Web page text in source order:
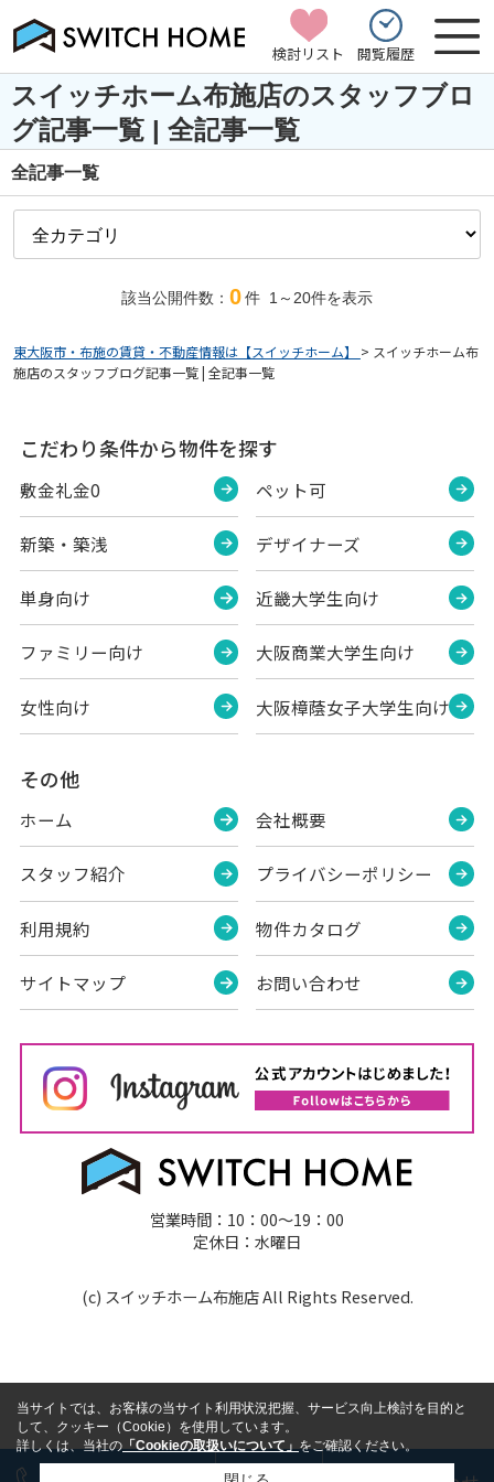
検討リスト 閲覧履歴
スイッチホーム布施店のスタッフブロ
グ記事一覧 | 全記事一覧
全記事一覧
該当公開件数： 0件 1～20件を表示
東大阪市・布施の賃貸・不動産情報は【スイッチホーム】 > スイッチホーム布
施店のスタッフブログ記事一覧 | 全記事一覧
こだわり条件から物件を探す
敷金礼金0
新築・築浅
単身向け
ファミリー向け
女性向け
ペット可
デザイナーズ
近畿大学生向け
大阪商業大学生向け
大阪樟蔭女子大学生向け
その他
ホーム
スタッフ紹介
利用規約
サイトマップ
会社概要
プライバシーポリシー
物件カタログ
お問い合わせ
営業時間：10：00～19：00
定休日：水曜日
(c) スイッチホーム布施店 All Rights Reserved.
当サイトでは、お客様の当サイト利用状況把握、サービス向上検討を目的と
して、クッキー（Cookie）を使用しています。
詳しくは、当社の「Cookieの取扱いについて」をご確認ください。